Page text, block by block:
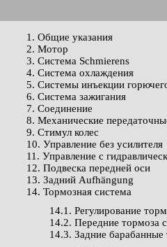
1. Общие указания
2. Мотор
3. Система Schmierens
4. Система охлаждения
5. Системы инъекции
6. Система зажигания
7. Соединение
8. Механические
9. Стимул колес
10. Управление без усилителя
11. Управление с
12. Подвеска передней оси
13. Задний Aufhängung
14. Тормозная система
14.1. Регулирование
14.2. Передние тормоза
14.3. Задние барабанные